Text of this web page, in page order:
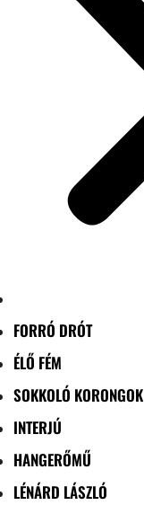
FORRÓ DRÓT
ÉLŐ FÉM
SOKKOLÓ KORONGOK
INTERJÚ
HANGERŐMŰ
LÉNÁRD LÁSZLÓ